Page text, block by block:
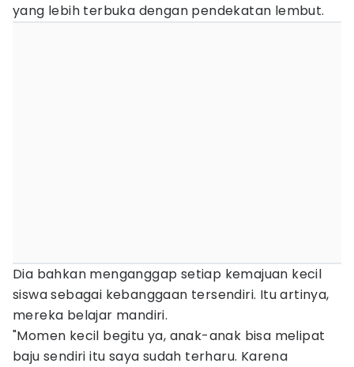
yang lebih terbuka dengan pendekatan lembut.
Dia bahkan menganggap setiap kemajuan kecil
siswa sebagai kebanggaan tersendiri. Itu artinya,
mereka belajar mandiri.
"Momen kecil begitu ya, anak-anak bisa melipat
baju sendiri itu saya sudah terharu. Karena